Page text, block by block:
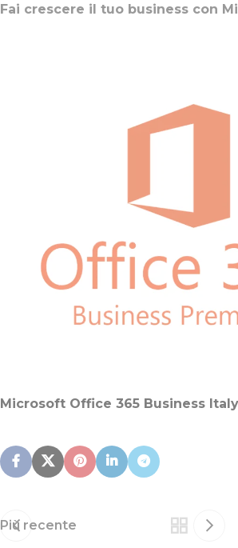
Fai crescere il tuo business con
Microsoft Office 365 Business Italy
Più recente